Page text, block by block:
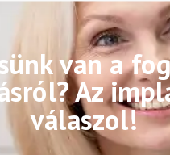
van a
Az
válaszol!